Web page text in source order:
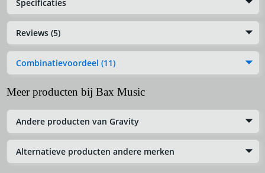
Specificaties
Reviews (5)
Combinatievoordeel (11)
Meer producten bij Bax Music
Andere producten van Gravity
Alternatieve producten andere merken